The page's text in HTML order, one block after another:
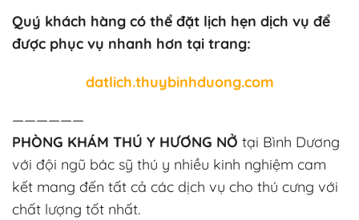
Quý khách hàng có thể đặt lịch hẹn dịch vụ để
được phục vụ nhanh hơn tại trang:
datlich.thuybinhduong.com
——————
PHÒNG KHÁM THÚ Y HƯƠNG NỞ tại Bình Dương
với đội ngũ bác sỹ thú y nhiều kinh nghiệm cam
kết mang đến tất cả các dịch vụ cho thú cưng với
chất lượng tốt nhất.